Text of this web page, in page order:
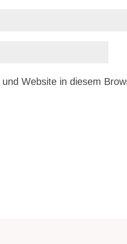
Website in diesem